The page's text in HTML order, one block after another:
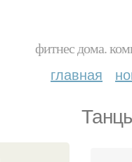
фитнес дома.
главная